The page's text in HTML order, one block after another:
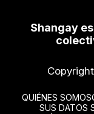
Shangay
QUIÉNES SOMOS
SUS DATOS